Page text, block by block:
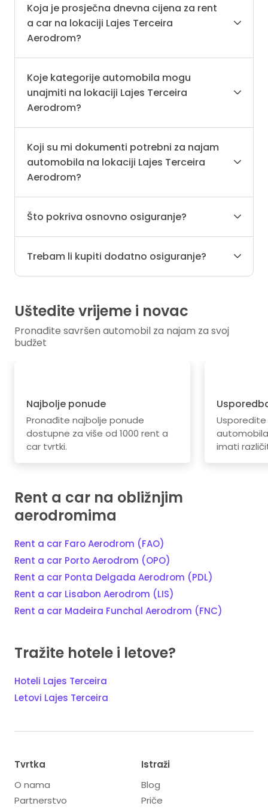
Koja je prosječna dnevna cijena za rent
a car na lokaciji Lajes Terceira
Aerodrom?
Koje kategorije automobila mogu
unajmiti na lokaciji Lajes Terceira
Aerodrom?
Koji su mi dokumenti potrebni za najam
automobila na lokaciji Lajes Terceira
Aerodrom?
Što pokriva osnovno osiguranje?
Trebam li kupiti dodatno osiguranje?
Uštedite vrijeme i novac
Pronađite savršen automobil za najam za svoj
budžet
Najbolje ponude
Pronađite najbolje ponude
dostupne za više od 1000 rent a
car tvrtki.
imati
Rent a car na obližnjim
aerodromima
Rent a car Faro Aerodrom (FAO)
Rent a car Porto Aerodrom (OPO)
Rent a car Ponta Delgada Aerodrom (PDL)
Rent a car Lisabon Aerodrom (LIS)
Rent a car Madeira Funchal Aerodrom (FNC)
Tražite hotele i letove?
Hoteli Lajes Terceira
Letovi Lajes Terceira
Tvrtka
O nama
Partnerstvo
Istraži
Blog
Priče